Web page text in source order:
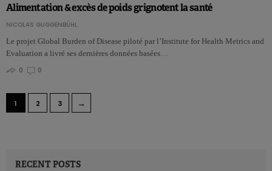
Alimentation & excès de poids grignotent la santé
NICOLAS GUGGENBÜHL
Le projet Global Burden of Disease piloté par l’Institute for Health Metrics and
Evaluation a livré ses dernières données basées…
0
0
1 2 3 →
RECENT POSTS